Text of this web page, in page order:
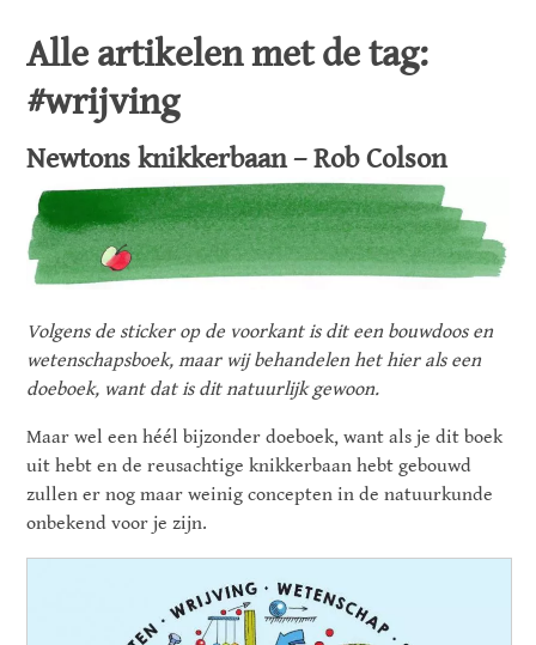
Alle artikelen met de tag:
#wrijving
Newtons knikkerbaan – Rob Colson
Volgens de sticker op de voorkant is dit een bouwdoos en
wetenschapsboek, maar wij behandelen het hier als een
doeboek, want dat is dit natuurlijk gewoon.
Maar wel een héél bijzonder doeboek, want als je dit boek
uit hebt en de reusachtige knikkerbaan hebt gebouwd
zullen er nog maar weinig concepten in de natuurkunde
onbekend voor je zijn.